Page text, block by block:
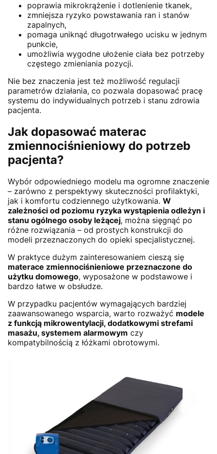
poprawia mikrokrążenie i dotlenienie tkanek,
zmniejsza ryzyko powstawania ran i stanów
zapalnych,
pomaga uniknąć długotrwałego ucisku w jednym
punkcie,
umożliwia wygodne ułożenie ciała bez potrzeby
częstego zmieniania pozycji.
Nie bez znaczenia jest też możliwość regulacji
parametrów działania, co pozwala dopasować pracę
systemu do indywidualnych potrzeb i stanu zdrowia
pacjenta.
Jak dopasować materac
zmiennociśnieniowy do potrzeb
pacjenta?
Wybór odpowiedniego modelu ma ogromne znaczenie
– zarówno z perspektywy skuteczności profilaktyki,
jak i komfortu codziennego użytkowania. W
zależności od poziomu ryzyka wystąpienia odleżyn i
stanu ogólnego osoby leżącej, można sięgnąć po
różne rozwiązania – od prostych konstrukcji do
modeli przeznaczonych do opieki specjalistycznej.
W praktyce dużym zainteresowaniem cieszą się
materace zmiennociśnieniowe przeznaczone do
użytku domowego, wyposażone w podstawowe i
bardzo łatwe w obsłudze.
W przypadku pacjentów wymagających bardziej
zaawansowanego wsparcia, warto rozważyć modele
z funkcją mikrowentylacji, dodatkowymi strefami
masażu, systemem alarmowym czy
kompatybilnością z łóżkami obrotowymi.